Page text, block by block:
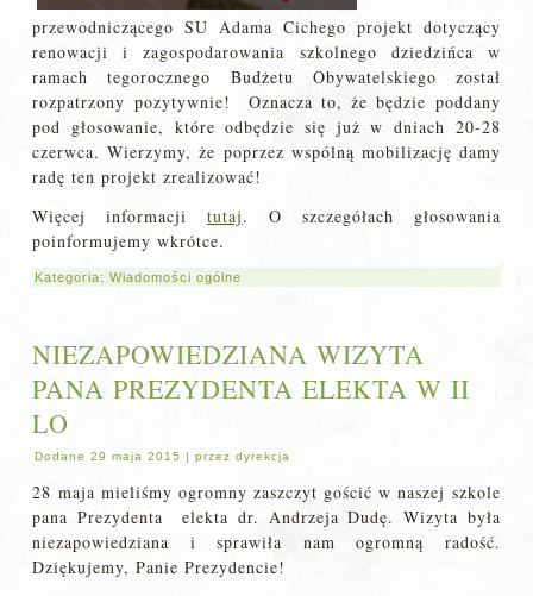
przewodniczącego SU Adama Cichego projekt dotyczący
renowacji i zagospodarowania szkolnego dziedzińca w
ramach tegorocznego Budżetu Obywatelskiego został
rozpatrzony pozytywnie! Oznacza to, że będzie poddany
pod głosowanie, które odbędzie się już w dniach 20-28
czerwca. Wierzymy, że poprzez wspólną mobilizację damy
radę ten projekt zrealizować!
Więcej informacjitutaj. O szczegółach głosowania
poinformujemy wkrótce.
Kategoria:Wiadomości ogólne
NIEZAPOWIEDZIANA WIZYTA
PANA PREZYDENTA ELEKTA W II
LO
Dodane 29 maja 2015 |przez dyrekcja
28 maja mieliśmy ogromny zaszczyt gościć w naszej szkole
pana Prezydenta elekta dr. Andrzeja Dudę. Wizyta była
niezapowiedziana i sprawiła nam ogromną radość.
Dziękujemy, Panie Prezydencie!